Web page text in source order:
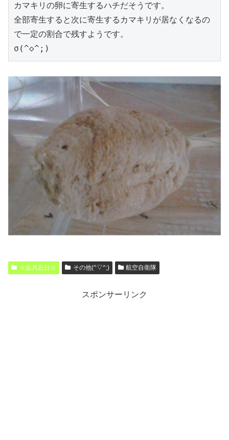
カマキリの卵に寄生するハチだそうです。
全部寄生すると次に寄生するカマキリが居なくなるの
で一定の割合で残すようです。
☆忘月忘日☆ その他(^▽^;) 航空自衛隊
スポンサーリンク